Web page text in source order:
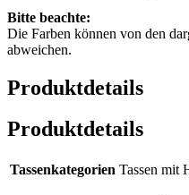
Bitte beachte:
Die Farben können von den
abweichen.
Produktdetails
Produktdetails
Tassenkategorien Tassen mit